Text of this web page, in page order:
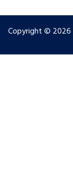
Copyright © 2026